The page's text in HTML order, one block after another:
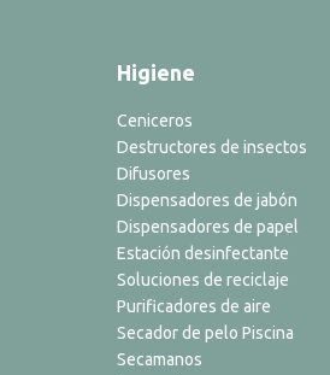
Higiene
Ceniceros
Destructores de insectos
Difusores
Dispensadores de jabón
Dispensadores de papel
Estación desinfectante
Soluciones de reciclaje
Purificadores de aire
Secador de pelo Piscina
Secamanos